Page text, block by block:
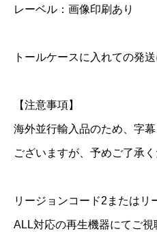
レーベル：画像印刷あり
トールケースに入れての発送
【注意事項】
海外並行輸入品のため、字
ございますが、予めご了承く
リージョンコード2またはリ
ALL対応の再生機器にてご